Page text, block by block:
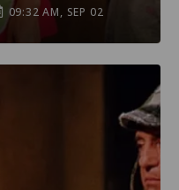
09:32 AM, SEP 02